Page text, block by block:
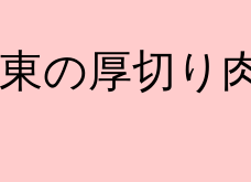
の厚切り